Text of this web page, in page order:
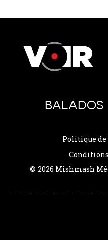
BALADOS
Politique
© 2026 Mishmash